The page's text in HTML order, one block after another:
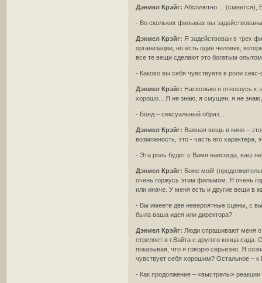
Дэниел Крэйг: Абсолютно ... (смеется),
- Во скольких фильмах вы
Дэниел Крэйг: Я задействован в трех
организации, но есть один человек,
все те вещи сделают это богатым
- Каково вы себя чувствуете в роли
Дэниел Крэйг: Насколько я отношусь к
хорошо... Я не знаю, я смущен, я не знаю,
- Бонд – сексуальный образ...
Дэниел Крэйг: Важная вещь в кино –
возможность, это - часть его
- Эта роль будет с Вами навсегда, ваш
Дэниел Крэйг: Боже мой!
очень горжусь этим фильмом. Я очень
или иначе. У меня есть и другие вещи в
- Вы имеете две невероятные сцены, с
была ваша идея или директора?
Дэниел Крэйг: Люди спрашивают меня о
стреляет в г.Вайта с другого конца
показывая, что я говорю серьезно. Я
чувствует себя хорошим? Остальное –
- Как продолжение – «выстрелы» реакции